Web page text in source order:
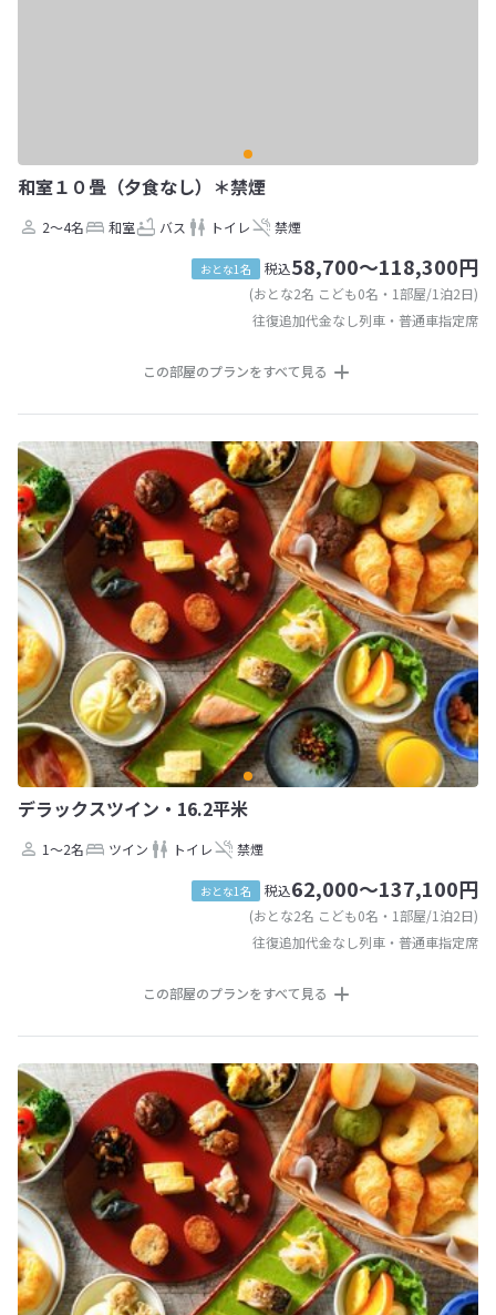
和室１０畳（夕食なし）＊禁煙
2～4名 和室 バス トイレ 禁煙
おとな1名 税込58,700～118,300円
(おとな2名 こども0名・1部屋/1泊2日)
往復追加代金なし列車・普通車指定席
この部屋のプランをすべて見る
デラックスツイン・16.2平米
1～2名 ツイン トイレ 禁煙
おとな1名 税込62,000～137,100円
(おとな2名 こども0名・1部屋/1泊2日)
往復追加代金なし列車・普通車指定席
この部屋のプランをすべて見る